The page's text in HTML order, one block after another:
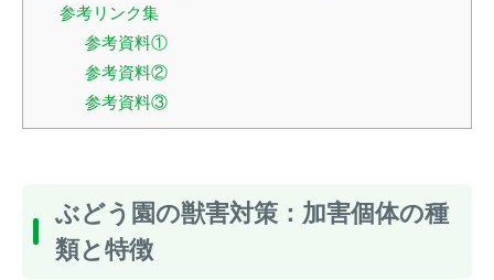
参考リンク集
参考資料①
参考資料②
参考資料③
ぶどう園の獣害対策：加害個体の種
類と特徴